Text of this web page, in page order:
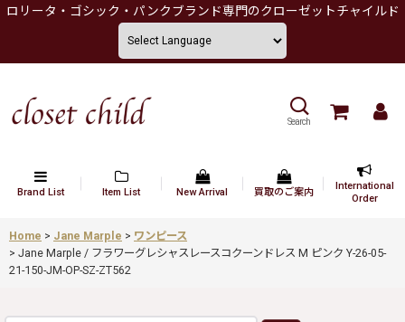
ロリータ・ゴシック・パンクブランド専門のクローゼットチャイルド
Search
Brand List Item List New Arrival 買取のご案内
International
Order
Home > Jane Marple > ワンピース
> Jane Marple / フラワーグレシャスレースコクーンドレス M ピンク Y-26-05-
21-150-JM-OP-SZ-ZT562